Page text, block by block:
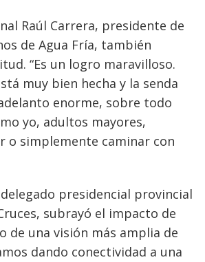
Raúl Carrera, presidente de
de Agua Fría, también
“Es un logro maravilloso.
muy bien hecha y la senda
enorme, sobre todo
yo, adultos mayores,
o simplemente caminar con
presidencial provincial
subrayó el impacto de
de una visión más amplia de
dando conectividad a una